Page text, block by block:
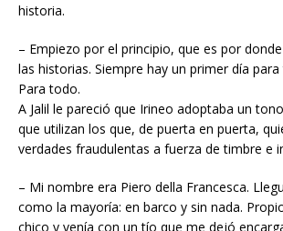
historia.
– Empiezo por el principio, que es por
las historias. Siempre hay un primer día
Para todo.
A Jalil le pareció que Irineo adoptaba un
que utilizan los que, de puerta en puerta,
verdades fraudulentas a fuerza de timbre e
– Mi nombre era Piero della Francesca.
como la mayoría: en barco y sin nada.
chico y venía con un tío que me dejó